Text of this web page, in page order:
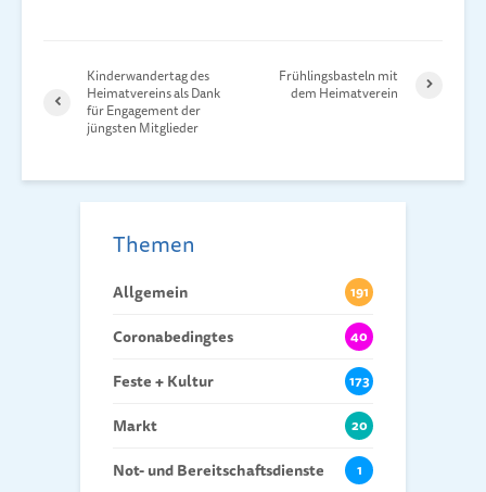
Kinderwandertag des
Heimatvereins als Dank
für Engagement der
jüngsten Mitglieder
Frühlingsbasteln mit
dem Heimatverein
Themen
Allgemein 191
Coronabedingtes 40
Feste + Kultur 173
Markt 20
Not- und Bereitschaftsdienste 1